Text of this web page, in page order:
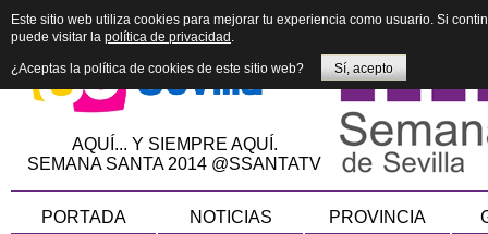
AQUÍ... Y SIEMPRE AQUÍ.
SEMANA SANTA 2014 @SSANTATV
PORTADA NOTICIAS PROVINCIA
Este sitio web utiliza cookies para mejorar tu experiencia como usuario. Si
puede visitar la política de privacidad .
¿Aceptas la política de cookies de este sitio web? Sí, acepto